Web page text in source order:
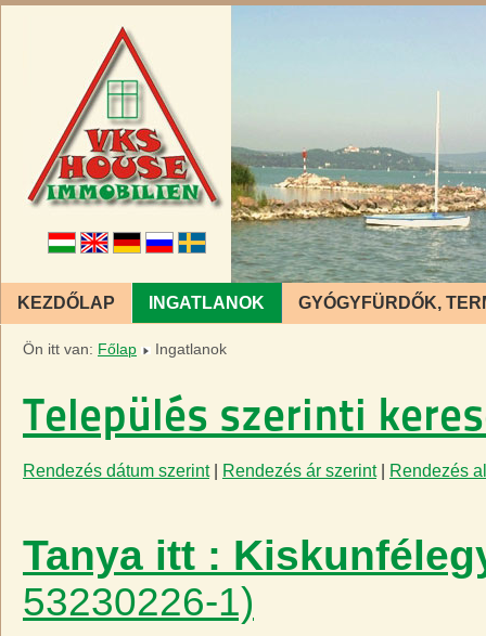
KEZDŐLAP INGATLANOK GYÓGYFÜRDŐK,
Ön itt van: Főlap Ingatlanok
Település szerinti
Rendezés dátum szerint| Rendezés ár szerint| Rendezés
Tanya itt :
53230226-1)